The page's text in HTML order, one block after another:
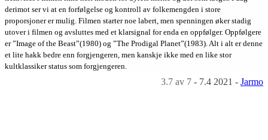
derimot ser vi at en forfølgelse og kontroll av folkemengden i store
proporsjoner er mulig. Filmen starter noe labert, men spenningen øker stadig
utover i filmen og avsluttes med et klarsignal for enda en oppfølger. Oppfølgere
er ”Image of the Beast”(1980) og ”The Prodigal Planet”(1983). Alt i alt er denne
et lite hakk bedre enn forgjengeren, men kanskje ikke med en like stor
kultklassiker status som forgjengeren.
3.7 av 7 - 7.4 2021 - Jarmo